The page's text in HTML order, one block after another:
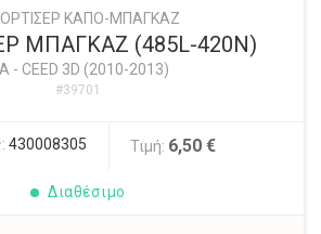
ΚΑΠΟ-ΜΠΑΓΚΑΖ
ΜΠΑΓΚΑΖ (485L-420N)
- CEED 3D (2010-2013)
#39701
430008305 Τιμή: 6,50 €
Διαθέσιμο